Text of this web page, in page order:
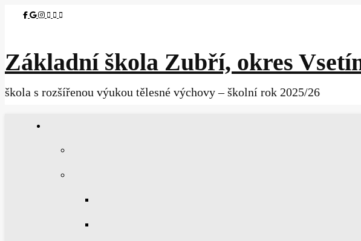
Základní škola Zubří, okres
škola s rozšířenou výukou tělesné výchovy – školní rok 2025/26